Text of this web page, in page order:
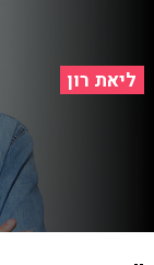
ליאת רון